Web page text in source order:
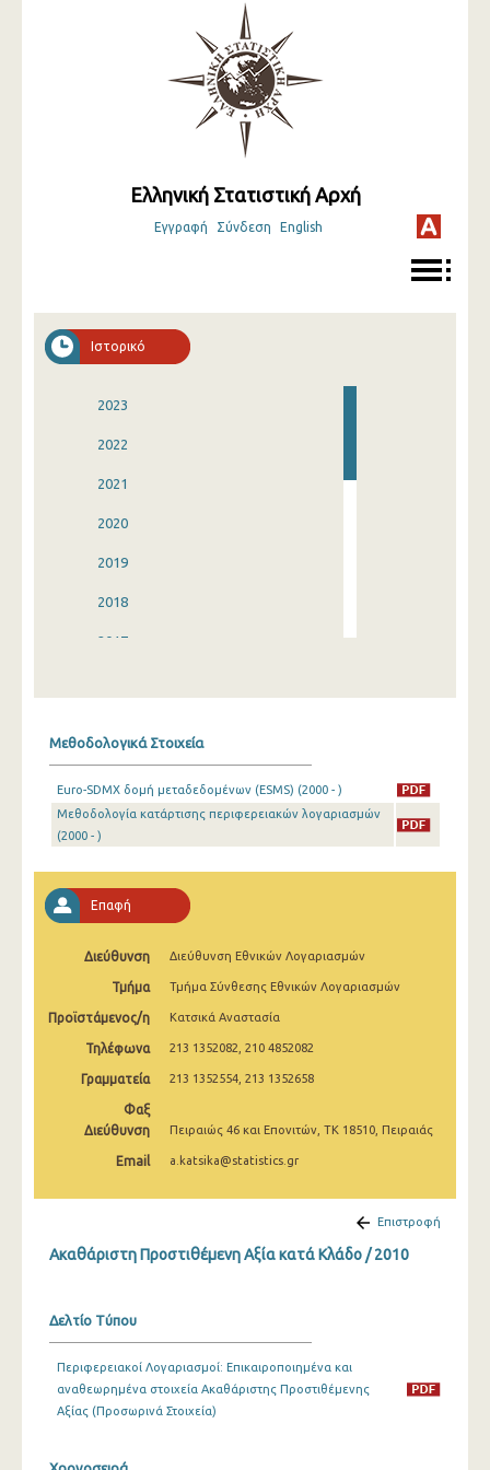
Ελληνική Στατιστική Αρχή
Εγγραφή Σύνδεση English
Ιστορικό
2023
2022
2021
2020
2019
2018
2017
2013
2012
2010
2009
2005
Μεθοδολογικά Στοιχεία
Euro-SDMX δομή μεταδεδομένων (ESMS) (2000 - )
Μεθοδολογία κατάρτισης περιφερειακών λογαριασμών
(2000 - )
Επαφή
Διεύθυνση Διεύθυνση Εθνικών Λογαριασμών
Τμήμα Τμήμα Σύνθεσης Εθνικών Λογαριασμών
Προϊστάμενος/η Κατσικά Αναστασία
Τηλέφωνα 213 1352082, 210 4852082
Γραμματεία 213 1352554, 213 1352658
Φαξ
Διεύθυνση
Πειραιώς 46 και Επονιτών, ΤΚ 18510, Πειραιάς
Email a.katsika@statistics.gr
Επιστροφή
Ακαθάριστη Προστιθέμενη Αξία κατά Κλάδο / 2010
Δελτίο Τύπου
Περιφερειακοί Λογαριασμοί: Επικαιροποιημένα και
αναθεωρημένα στοιχεία Ακαθάριστης Προστιθέμενης
Αξίας (Προσωρινά Στοιχεία)